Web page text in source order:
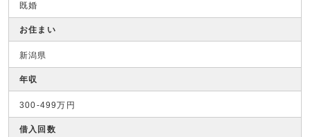
既婚
お住まい
新潟県
年収
300-499万円
借入回数